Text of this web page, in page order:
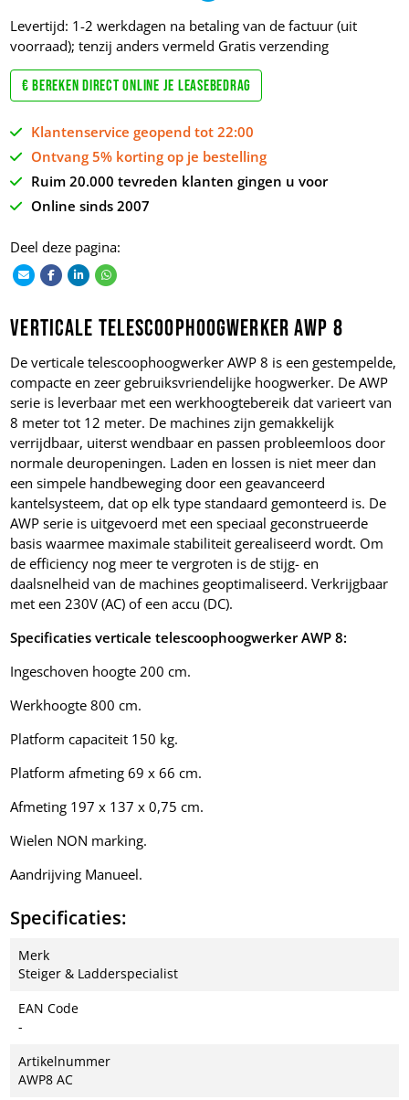
Levertijd: 1-2 werkdagen na betaling van de factuur (uit
voorraad); tenzij anders vermeld Gratis verzending
€ Bereken direct online je leasebedrag
Klantenservice geopend tot 22:00
Ontvang 5% korting op je bestelling
Ruim 20.000 tevreden klanten gingen u voor
Online sinds 2007
Deel deze pagina:
Verticale telescoophoogwerker AWP 8
De verticale telescoophoogwerker AWP 8 is een gestempelde,
compacte en zeer gebruiksvriendelijke hoogwerker. De AWP
serie is leverbaar met een werkhoogtebereik dat varieert van
8 meter tot 12 meter. De machines zijn gemakkelijk
verrijdbaar, uiterst wendbaar en passen probleemloos door
normale deuropeningen. Laden en lossen is niet meer dan
een simpele handbeweging door een geavanceerd
kantelsysteem, dat op elk type standaard gemonteerd is. De
AWP serie is uitgevoerd met een speciaal geconstrueerde
basis waarmee maximale stabiliteit gerealiseerd wordt. Om
de efficiency nog meer te vergroten is de stijg- en
daalsnelheid van de machines geoptimaliseerd. Verkrijgbaar
met een 230V (AC) of een accu (DC).
Specificaties verticale telescoophoogwerker AWP 8:
Ingeschoven hoogte 200 cm.
Werkhoogte 800 cm.
Platform capaciteit 150 kg.
Platform afmeting 69 x 66 cm.
Afmeting 197 x 137 x 0,75 cm.
Wielen NON marking.
Aandrijving Manueel.
Specificaties:
Merk
Steiger & Ladderspecialist
EAN Code
-
Artikelnummer
AWP8 AC